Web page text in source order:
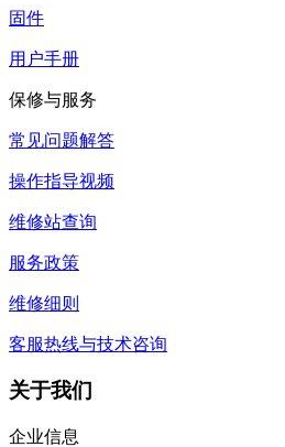
固件
用户手册
保修与服务
常见问题解答
操作指导视频
维修站查询
服务政策
维修细则
客服热线与技术咨询
关于我们
企业信息